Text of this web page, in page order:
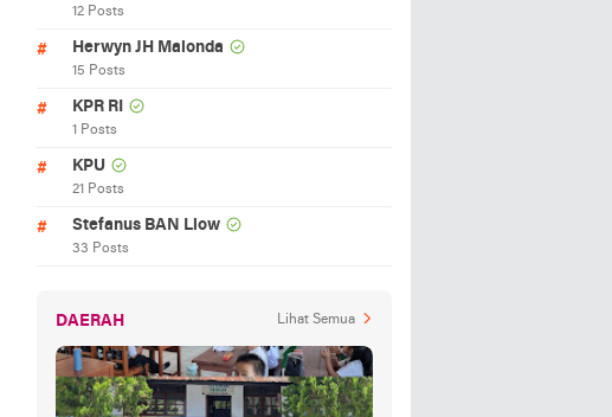
12 Posts
Herwyn JH Malonda
15 Posts
KPR RI
1 Posts
KPU
21 Posts
Stefanus BAN Liow
33 Posts
DAERAH Lihat Semua